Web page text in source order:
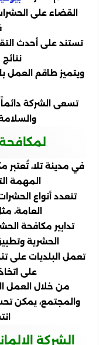
القضاء على
تستند على أحدث
ويتميز طاقم العمل
تسعى الشركة دائماً
في مدينة تلا،
المهمة
تتعدد أنواع
العامة،
تدابير مكافحة
الحشرية
تعمل البلديات على
على
من خلال العمل
والمجتمع، يمكن
الشركة